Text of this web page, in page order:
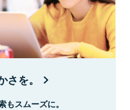
を。
スムーズに。